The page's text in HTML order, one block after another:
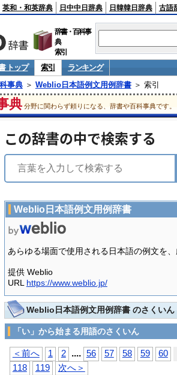
英和・和英辞典 日中中日辞典 日韓韓日辞典 古語
辞書・百科事
典
索引
トップ 索引
ランキング
事典＞ Weblio日本語例文用例辞書＞ 索引
典 分野に関わらず頼りになる、辞書や百科事典です。
この辞書の中で検索する
Weblio日本語例文用例辞書
あらゆる場面で使用される日本語の例文を
提供 Weblio
URL https://www.weblio.jp/
Weblio日本語例文用例辞書 のさくいん
「い」から始まる用語のさくいん
＜前へ 1 2 .... 56 57 58 59 60
118
119 次へ＞